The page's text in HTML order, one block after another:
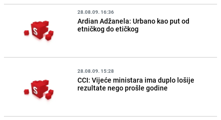
28.08.09. 16:36
Ardian Adžanela: Urbano kao put od
etničkog do etičkog
28.08.09. 15:28
CCI: Vijeće ministara ima duplo lošije
rezultate nego prošle godine